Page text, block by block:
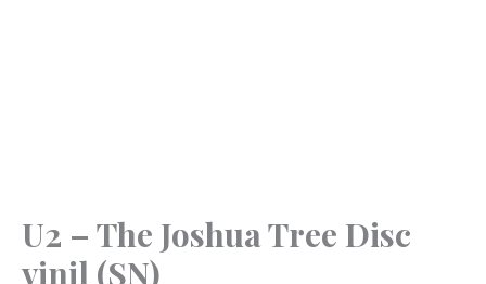
U2 – The Joshua Tree Disc
vinil (SN)